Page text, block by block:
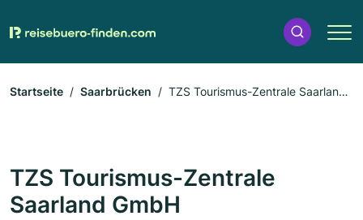
Startseite Saarbrücken
TZS Tourismus-Zentrale Saarland
TZS Tourismus-Zentrale
Saarland GmbH